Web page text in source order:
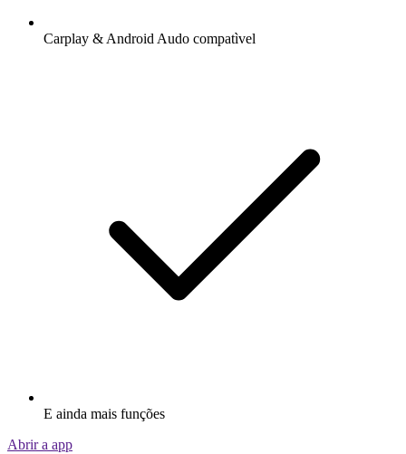
Carplay & Android Audo compatìvel
E ainda mais funções
Abrir a app